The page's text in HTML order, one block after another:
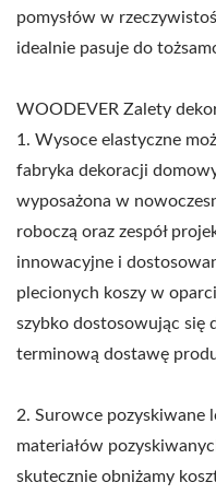
pomysłów w
idealnie pasuje do
WOODEVER Zalety
1. Wysoce elastyczne
fabryka dekoracji
wyposażona w
roboczą oraz zespół
innowacyjne i
plecionych koszy w
szybko dostosowując się
terminową dostawę
2. Surowce pozyskiwane
materiałów
skutecznie obniżamy